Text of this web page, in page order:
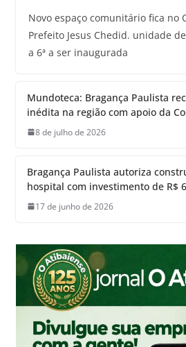
Novo espaço comunitário fica no
Prefeito Jesus Chedid. unidade
a 6ª a ser inaugurada
Mundoteca: Bragança Paulista
inédita na região com apoio da
8 de julho de 2026
Bragança Paulista autoriza
hospital com investimento de R$
17 de junho de 2026